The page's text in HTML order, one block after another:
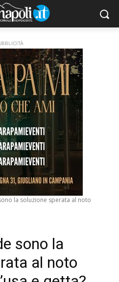
la soluzione sperata al noto
sono la
al noto